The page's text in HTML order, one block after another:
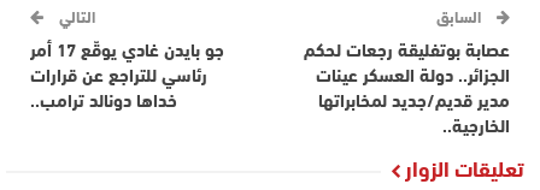
السابق
عصابة بوتفليقة رجعات لحكم
الجزائر.. دولة العسكر عينات
مدير قديم/جديد لمخابراتها
الخارجية..
التالي
جو بايدن غادي يوقّع 17 أمر
رئاسي للتراجع عن قرارات
خداها دونالد ترامب..
تعليقات الزوار